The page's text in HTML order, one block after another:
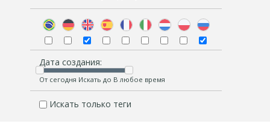
Дата создания:
От сегодня Искать до В любое время
Искать только теги